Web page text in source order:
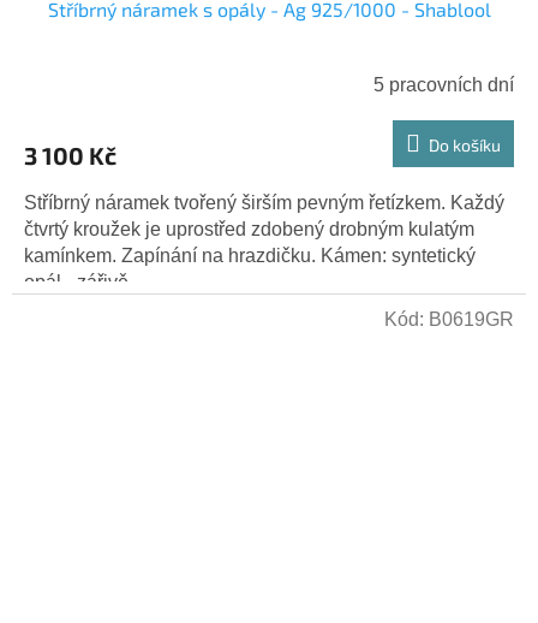
Stříbrný náramek s opály - Ag 925/1000 - Shablool
5 pracovních dní
3 100 Kč Do košíku
Stříbrný náramek tvořený širším pevným řetízkem. Každý
čtvrtý kroužek je uprostřed zdobený drobným kulatým
kamínkem. Zapínání na hrazdičku. Kámen: syntetický
opál - zářivě...
Kód: B0619GR